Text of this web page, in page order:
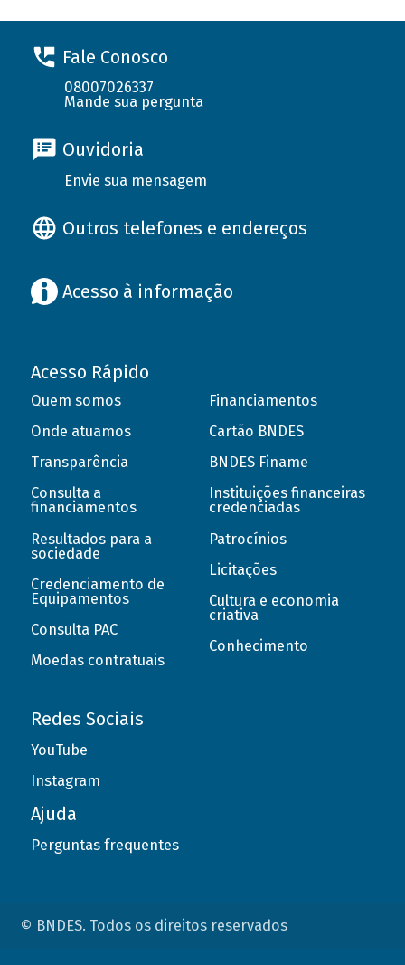
Fale Conosco
08007026337
Mande sua pergunta
Ouvidoria
Envie sua mensagem
Outros telefones e endereços
Acesso à informação
Acesso Rápido
Quem somos
Onde atuamos
Transparência
Consulta a
financiamentos
Resultados para a
sociedade
Credenciamento de
Equipamentos
Consulta PAC
Moedas contratuais
Financiamentos
Cartão BNDES
BNDES Finame
Instituições financeiras
credenciadas
Patrocínios
Licitações
Cultura e economia
criativa
Conhecimento
Redes Sociais
YouTube
Instagram
Ajuda
Perguntas frequentes
© BNDES. Todos os direitos reservados